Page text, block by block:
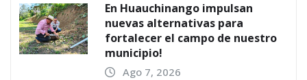
En Huauchinango impulsan
nuevas alternativas para
fortalecer el campo de nuestro
municipio!
Ago 7, 2026